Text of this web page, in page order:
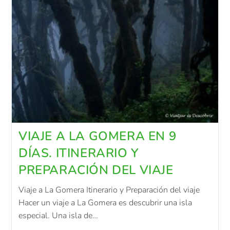
VIAJE A LA GOMERA EN 9
DÍAS. ITINERARIO Y
PREPARACIÓN DEL VIAJE
Viaje a La Gomera Itinerario y Preparación del viaje
Hacer un viaje a La Gomera es descubrir una isla
especial. Una isla de…